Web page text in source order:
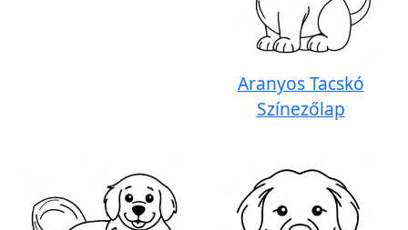
Aranyos Tacskó
Színezőlap